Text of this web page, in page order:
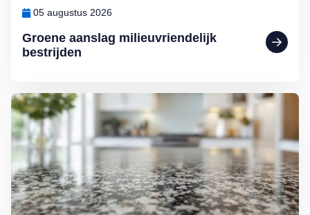
Groene aanslag milieuvriendelijk
bestrijden
05 augustus 2026
Lees meer over Een keukenblad van graniet: alles wat u moet weten